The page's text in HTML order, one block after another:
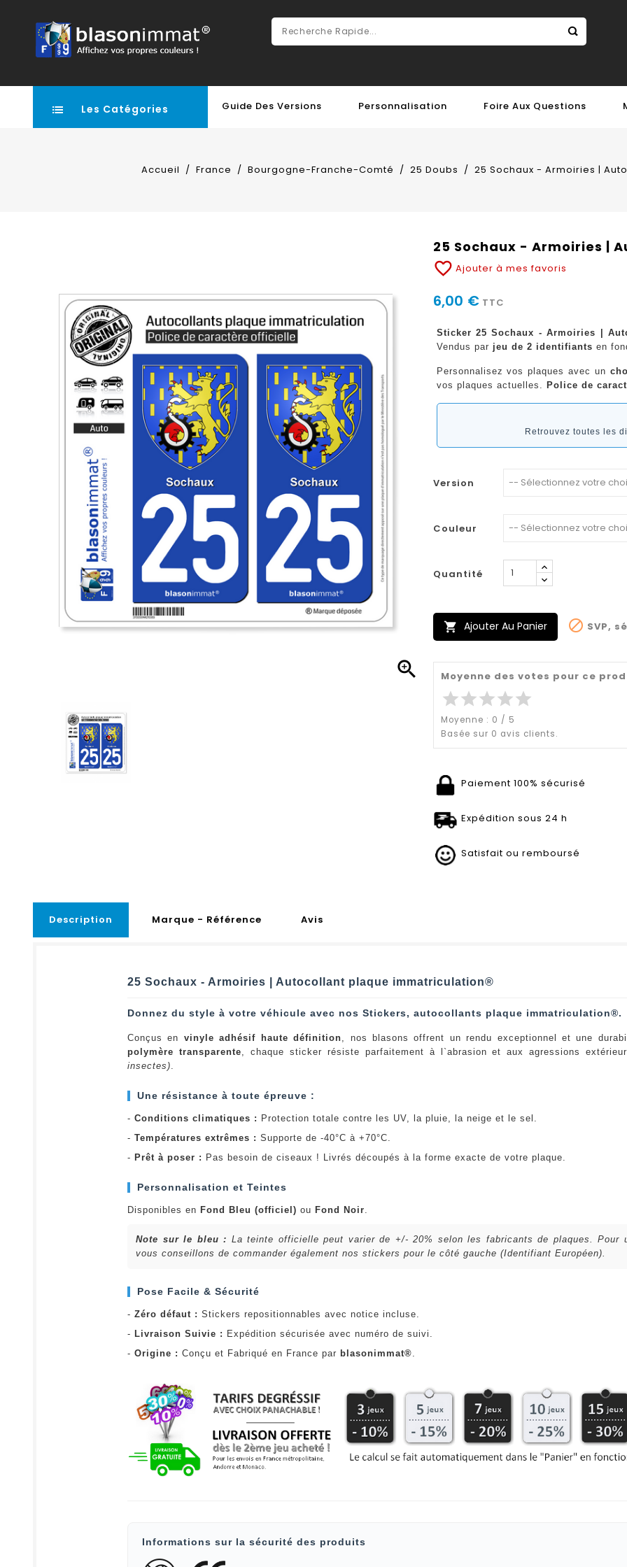
Les Catégories Guide Des Versions Personnalisation Foire Aux Questions
Accueil France Bourgogne-Franche-Comté 25 Doubs 25 Sochaux - Armoiries |

25 Sochaux - Armoiries |
favorite_border Ajouter à mes favoris
6,00 € TTC
Sticker 25 Sochaux - Armoiries |
Vendus par jeu de 2 identifiants en
Personnalisez vos plaques avec un
vos plaques actuelles.
Police de
Retrouvez toutes les
Version
Couleur
Quantité
 Ajouter Au Panier  SVP,
Moyenne des votes pour ce
starstarstarstarstar
Moyenne : 0 / 5
Basée sur 0 avis clients.
Paiement 100% sécurisé
Expédition sous 24 h
Satisfait ou remboursé
Description Marque - Référence Avis
25 Sochaux - Armoiries | Autocollant plaque immatriculation®
Donnez du style à votre véhicule avec nos Stickers, autocollants plaque immatriculation®.
Conçus en vinyle adhésif haute définition , nos blasons offrent un rendu exceptionnel et une
polymère transparente , chaque sticker résiste parfaitement à l`abrasion et aux agressions
insectes)
Une résistance à toute épreuve :
- Conditions climatiques : Protection totale contre les UV, la pluie, la neige et le sel.
- Températures extrêmes : Supporte de -40°C à +70°C.
- Prêt à poser : Pas besoin de ciseaux ! Livrés découpés à la forme exacte de votre plaque.
Personnalisation et Teintes
Disponibles en Fond Bleu (officiel) ou Fond Noir
Note sur le bleu : La teinte officielle peut varier de +/- 20% selon les fabricants de plaques. Pour
vous conseillons de commander également nos stickers pour le côté gauche (Identifiant Européen).
Pose Facile & Sécurité
- Zéro défaut : Stickers repositionnables avec notice incluse.
- Livraison Suivie : Expédition sécurisée avec numéro de suivi.
- Origine : Conçu et Fabriqué en France par blasonimmat®
Informations sur la sécurité des produits